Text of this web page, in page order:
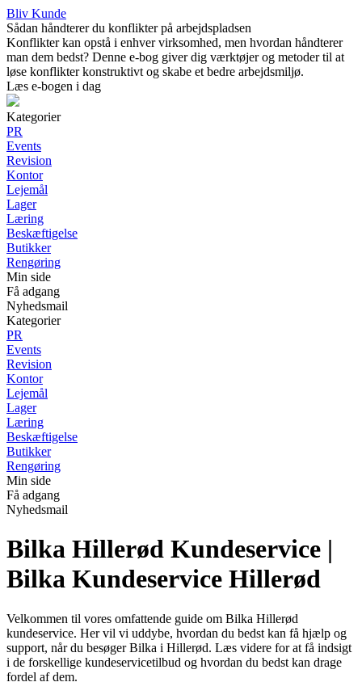
Bliv Kunde
Sådan håndterer du konflikter på arbejdspladsen
Konflikter kan opstå i enhver virksomhed, men hvordan håndterer
man dem bedst? Denne e-bog giver dig værktøjer og metoder til at
løse konflikter konstruktivt og skabe et bedre arbejdsmiljø.
Læs e-bogen i dag
Kategorier
PR
Events
Revision
Kontor
Lejemål
Lager
Læring
Beskæftigelse
Butikker
Rengøring
Min side
Få adgang
Nyhedsmail
Kategorier
PR
Events
Revision
Kontor
Lejemål
Lager
Læring
Beskæftigelse
Butikker
Rengøring
Min side
Få adgang
Nyhedsmail
Bilka Hillerød Kundeservice |
Bilka Kundeservice Hillerød
Velkommen til vores omfattende guide om Bilka Hillerød
kundeservice. Her vil vi uddybe, hvordan du bedst kan få hjælp og
support, når du besøger Bilka i Hillerød. Læs videre for at få indsigt
i de forskellige kundeservicetilbud og hvordan du bedst kan drage
fordel af dem.